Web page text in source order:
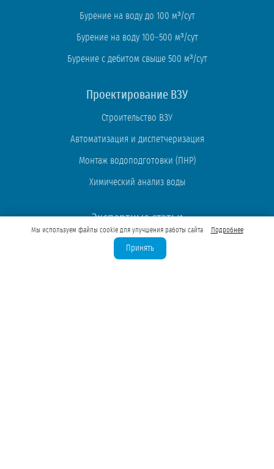
Бурение на воду до 100 м³/сут
Бурение на воду 100–500 м³/сут
Бурение с дебитом свыше 500 м³/сут
Проектирование ВЗУ
Строительство ВЗУ
Автоматизация и диспетчеризация
Монтаж водоподготовки (ПНР)
Химический анализ воды
Экспертные статьи
Частые вопросы
Образцы документов
Мы используем файлы cookie для улучшения работы сайта Подробнее
Принять